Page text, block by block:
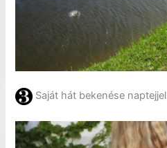
Saját hát bekenése naptejjel